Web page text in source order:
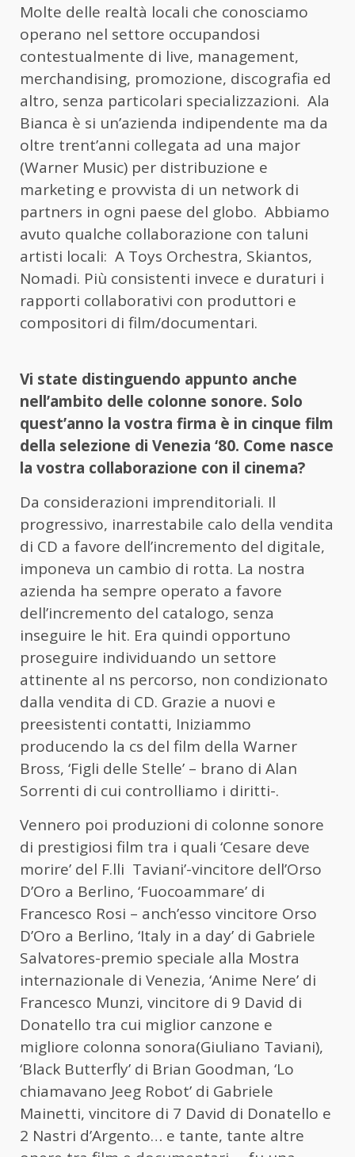
Molte delle realtà locali che conosciamo
operano nel settore occupandosi
contestualmente di live, management,
merchandising, promozione, discografia ed
altro, senza particolari specializzazioni. Ala
Bianca è si un’azienda indipendente ma da
oltre trent’anni collegata ad una major
(Warner Music) per distribuzione e
marketing e provvista di un network di
partners in ogni paese del globo. Abbiamo
avuto qualche collaborazione con taluni
artisti locali: A Toys Orchestra, Skiantos,
Nomadi. Più consistenti invece e duraturi i
rapporti collaborativi con produttori e
compositori di film/documentari.
Vi state distinguendo appunto anche
nell’ambito delle colonne sonore. Solo
quest’anno la vostra firma è in cinque film
della selezione di Venezia ‘80. Come nasce
la vostra collaborazione con il cinema?
Da considerazioni imprenditoriali. Il
progressivo, inarrestabile calo della vendita
di CD a favore dell’incremento del digitale,
imponeva un cambio di rotta. La nostra
azienda ha sempre operato a favore
dell’incremento del catalogo, senza
inseguire le hit. Era quindi opportuno
proseguire individuando un settore
attinente al ns percorso, non condizionato
dalla vendita di CD. Grazie a nuovi e
preesistenti contatti, Iniziammo
producendo la cs del film della Warner
Bross, ‘Figli delle Stelle’ – brano di Alan
Sorrenti di cui controlliamo i diritti-.
Vennero poi produzioni di colonne sonore
di prestigiosi film tra i quali ‘Cesare deve
morire’ del F.lli Taviani’-vincitore dell’Orso
D’Oro a Berlino, ‘Fuocoammare’ di
Francesco Rosi – anch’esso vincitore Orso
D’Oro a Berlino, ‘Italy in a day’ di Gabriele
Salvatores-premio speciale alla Mostra
internazionale di Venezia, ‘Anime Nere’ di
Francesco Munzi, vincitore di 9 David di
Donatello tra cui miglior canzone e
migliore colonna sonora(Giuliano Taviani),
‘Black Butterfly’ di Brian Goodman, ‘Lo
chiamavano Jeeg Robot’ di Gabriele
Mainetti, vincitore di 7 David di Donatello e
2 Nastri d’Argento… e tante, tante altre